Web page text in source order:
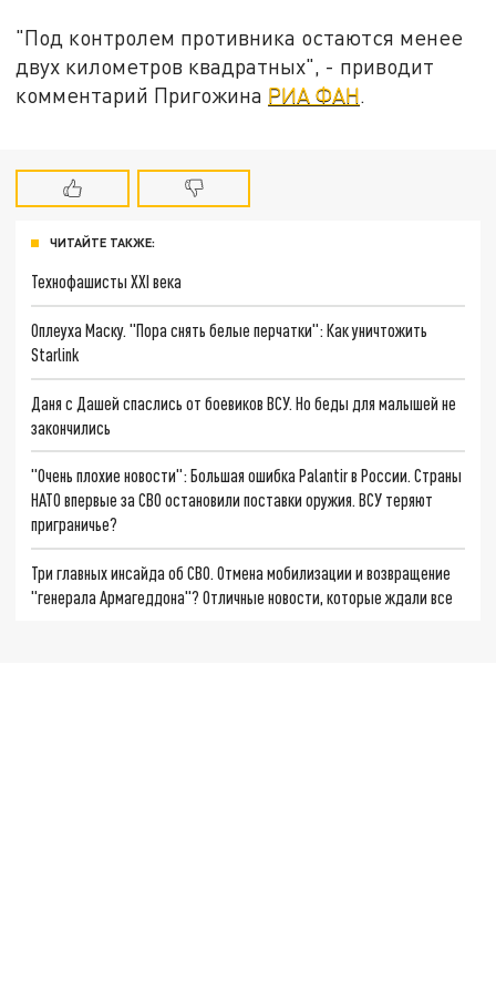
"Под контролем противника остаются менее
двух километров квадратных", - приводит
комментарий Пригожина РИА ФАН
ЧИТАЙТЕ ТАКЖЕ:
Технофашисты XXI века
Оплеуха Маску. "Пора снять белые перчатки": Как уничтожить
Starlink
Даня с Дашей спаслись от боевиков ВСУ. Но беды для малышей не
закончились
"Очень плохие новости": Большая ошибка Palantir в России. Страны
НАТО впервые за СВО остановили поставки оружия. ВСУ теряют
приграничье?
Три главных инсайда об СВО. Отмена мобилизации и возвращение
"генерала Армагеддона"? Отличные новости, которые ждали все